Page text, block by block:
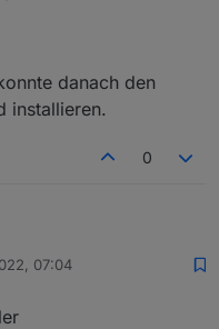
directory not
.npm/_logs/2022-09-
install Newan/
danach den
installieren.
0
Console:
07:04